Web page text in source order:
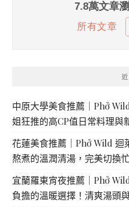
中原大學美食推薦｜Phở
姐狂推的高CP值日常料理與
花蓮美食推薦｜Phở Wild 迴
熬煮的溫潤清湯，完美切換
宜蘭羅東宵夜推薦｜Phở
負擔的溫暖選擇！清爽湯頭